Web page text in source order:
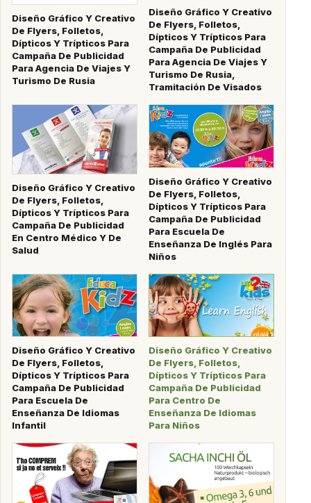
Diseño Gráfico Y Creativo
De Flyers, Folletos,
Dípticos Y Trípticos Para
Campaña De Publicidad
Para Agencia De Viajes Y
Turismo De Rusia
Diseño Gráfico Y Creativo
De Flyers, Folletos,
Dípticos Y Trípticos Para
Campaña De Publicidad
Para Agencia De Viajes Y
Turismo De Rusia,
Tramitación De Visados
Diseño Gráfico Y Creativo
De Flyers, Folletos,
Dípticos Y Trípticos Para
Campaña De Publicidad
En Centro Médico Y De
Salud
Diseño Gráfico Y Creativo
De Flyers, Folletos,
Dípticos Y Trípticos Para
Campaña De Publicidad
Para Escuela De
Enseñanza De Inglés Para
Niños
Diseño Gráfico Y Creativo
De Flyers, Folletos,
Dípticos Y Trípticos Para
Campaña De Publicidad
Para Escuela De
Enseñanza De Idiomas
Infantil
Diseño Gráfico Y Creativo
De Flyers, Folletos,
Dípticos Y Trípticos Para
Campaña De Publicidad
Para Centro De
Enseñanza De Idiomas
Para Niños